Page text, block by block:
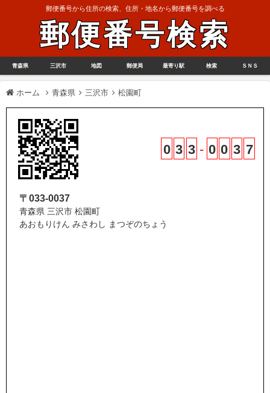
郵便番号から住所の検索、住所・地名から郵便番号を調べる
郵便番号検索
青森県 三沢市 地図 郵便局 最寄り駅 検索 ＳＮＳ
ホーム 青森県 三沢市 松園町
0 3 3 - 0 0 3 7
〒033-0037
青森県 三沢市 松園町
あおもりけん みさわし まつぞのちょう